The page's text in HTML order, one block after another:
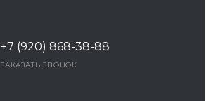
+7 (920) 868-38-88
ЗАКАЗАТЬ ЗВОНОК